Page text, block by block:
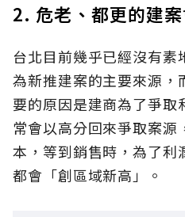
2. 危老、都更的建
台北目前幾乎已經沒有
為新推建案的主要來源，
要的原因是建商為了爭取
常會以高分回來爭取案源
本，等到銷售時，為了利
都會「創區域新高」。